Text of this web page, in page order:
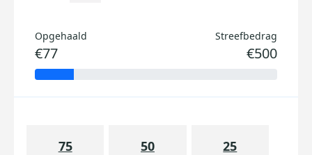
Opgehaald
€77
Streefbedrag
€500
75 50 25